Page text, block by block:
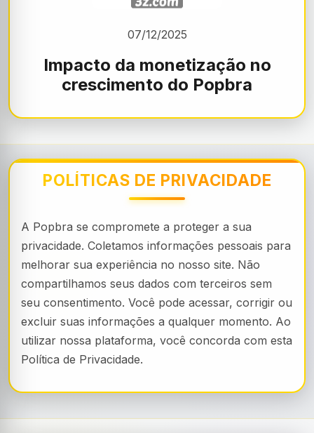
07/12/2025
Impacto da monetização no
crescimento do Popbra
POLÍTICAS DE PRIVACIDADE
A Popbra se compromete a proteger a sua
privacidade. Coletamos informações pessoais para
melhorar sua experiência no nosso site. Não
compartilhamos seus dados com terceiros sem
seu consentimento. Você pode acessar, corrigir ou
excluir suas informações a qualquer momento. Ao
utilizar nossa plataforma, você concorda com esta
Política de Privacidade.